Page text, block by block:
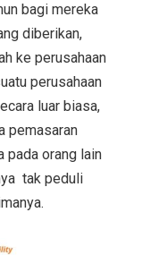
bagi mereka
diberikan,
ke perusahaan
perusahaan
luar biasa,
pemasaran
pada orang lain
tak peduli